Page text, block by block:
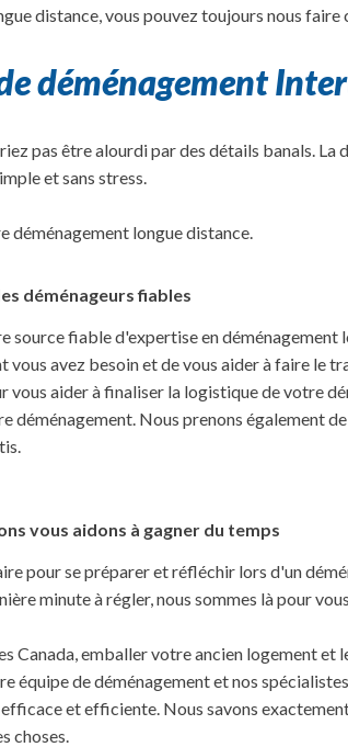
distance, vous pouvez toujours nous
déménagement
pas être alourdi par des détails banals.
et sans stress.
déménagement longue distance.
déménageurs fiables
source fiable d'expertise en
vous avez besoin et de vous aider à faire le
vous aider à finaliser la logistique de votre
déménagement. Nous prenons également
vous aidons à gagner du temps
pour se préparer et réfléchir lors d'un
minute à régler, nous sommes là pour
Canada, emballer votre ancien logement et
équipe de déménagement et nos
et efficiente. Nous savons
choses.